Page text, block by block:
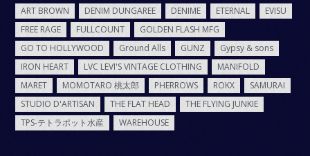
ART BROWN DENIM DUNGAREE DENIME ETERNAL
EVISU
FREE RAGE
FULLCOUNT
GOLDEN FLASH MFG
GO TO HOLLYWOOD
Ground Alls GUNZ
Gypsy & sons
IRON HEART
LVC LEVI'S VINTAGE CLOTHING
MANIFOLD
MARET
MOMOTARO 桃太郎 PHERROWS ROKX
SAMURAI
STUDIO D'ARTISAN
THE FLAT HEAD
THE FLYING JUNKIE
TPS-テトラポット水産
WAREHOUSE